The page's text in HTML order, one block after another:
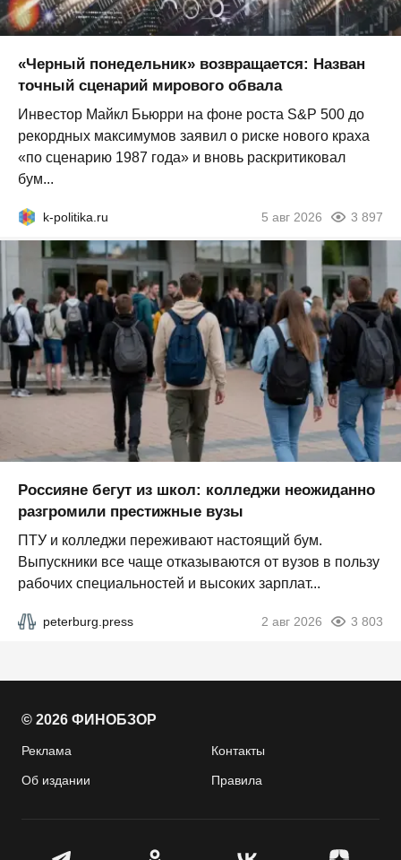
«Черный понедельник» возвращается: Назван
точный сценарий мирового обвала
Инвестор Майкл Бьюрри на фоне роста S&P 500 до
рекордных максимумов заявил о риске нового краха
«по сценарию 1987 года» и вновь раскритиковал
бум...
k-politika.ru 5 авг 2026 3 897
Россияне бегут из школ: колледжи неожиданно
разгромили престижные вузы
ПТУ и колледжи переживают настоящий бум.
Выпускники все чаще отказываются от вузов в пользу
рабочих специальностей и высоких зарплат...
peterburg.press 2 авг 2026 3 803
© 2026 ФИНОБЗОР
Реклама Контакты
Об издании Правила